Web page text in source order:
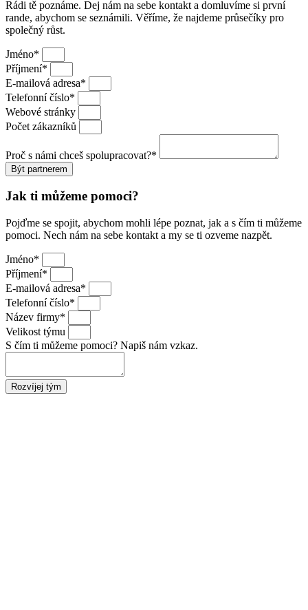
Rádi tě poznáme. Dej nám na sebe kontakt a domluvíme si první
rande, abychom se seznámili. Věříme, že najdeme průsečíky pro
společný růst.
Jméno*
Příjmení*
E-mailová adresa*
Telefonní číslo*
Webové stránky
Počet zákazníků
Proč s námi chceš spolupracovat?*
Být partnerem
Jak ti můžeme pomoci?
Pojďme se spojit, abychom mohli lépe poznat, jak a s čím ti můžeme
pomoci. Nech nám na sebe kontakt a my se ti ozveme nazpět.
Jméno*
Příjmení*
E-mailová adresa*
Telefonní číslo*
Název firmy*
Velikost týmu
S čím ti můžeme pomoci? Napiš nám vzkaz.
Rozvíjej tým